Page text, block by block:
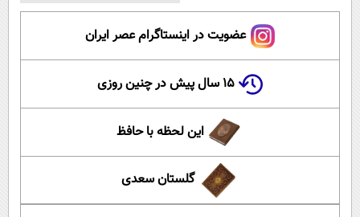
عضویت در اینستاگرام عصر ایران
۱۵ سال پیش در چنین روزی
این لحظه با حافظ
گلستان سعدی